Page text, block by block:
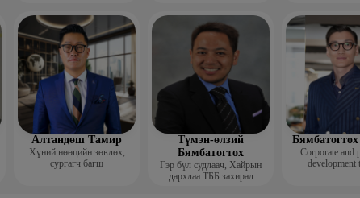
Гоо зүйн
мисс, Топ
Алтандөш Тамир
Хүний нөөцийн зөвлөх,
сургагч багш
Түмэн-өлзий
Бямбатогтох
Гэр бүл судлаач, Хайрын
дархлаа ТББ захирал
Corporate and
development